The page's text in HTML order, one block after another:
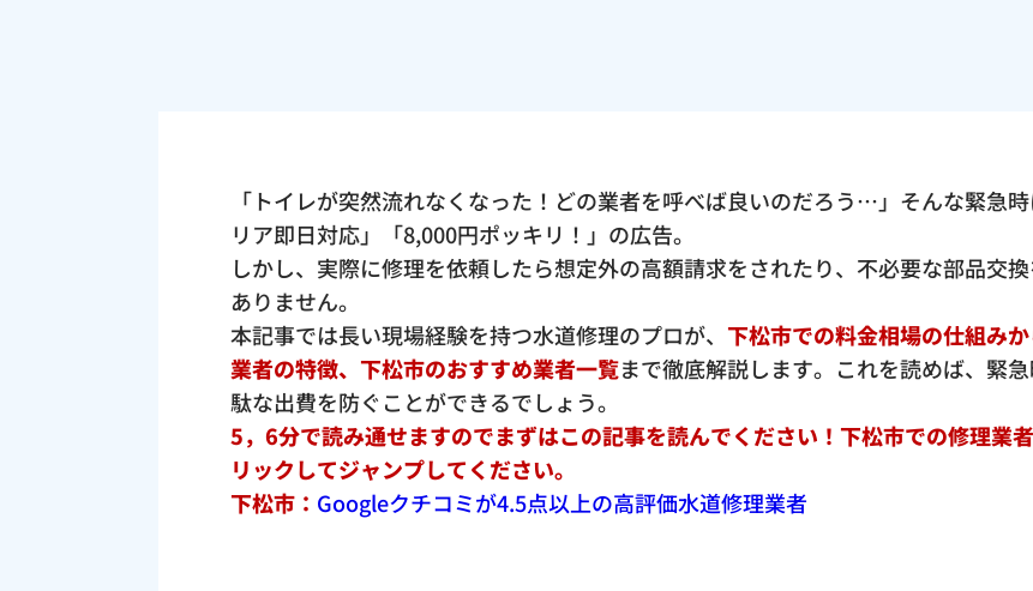
「トイレが突然流れなくなった！どの業者を呼べば良いのだろう…」そんな緊急
リア即日対応」「8,000円ポッキリ！」の広告。
しかし、実際に修理を依頼したら想定外の高額請求をされたり、不必要な部品交
ありません。
本記事では長い現場経験を持つ水道修理のプロが、 下松市での料金相場の仕組み
業者の特徴、下松市のおすすめ業者一覧まで徹底解説します。これを読めば、緊
駄な出費を防ぐことができるでしょう。
5，6分で読み通せますのでまずはこの記事を読んでください！下松市での修理業
リックしてジャンプしてください。
下松市： Googleクチコミが4.5点以上の高評価水道修理業者